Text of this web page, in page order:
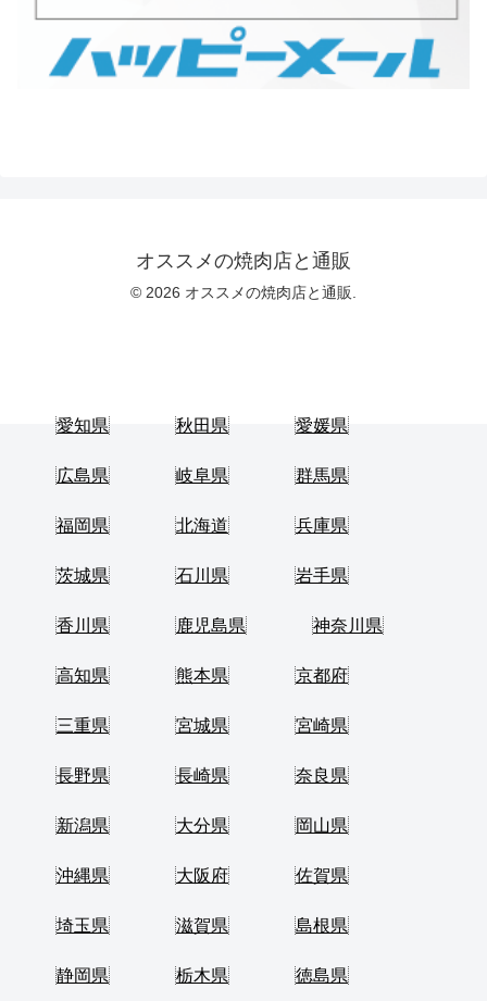
オススメの焼肉店と通販
© 2026 オススメの焼肉店と通販.
愛知県 秋田県 愛媛県
広島県 岐阜県 群馬県
福岡県 北海道 兵庫県
茨城県 石川県 岩手県
香川県 鹿児島県 神奈川県
高知県 熊本県 京都府
三重県 宮城県 宮崎県
長野県 長崎県 奈良県
新潟県 大分県 岡山県
沖縄県 大阪府 佐賀県
埼玉県 滋賀県 島根県
静岡県 栃木県 徳島県